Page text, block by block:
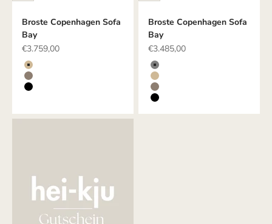
Broste Copenhagen Sofa
Bay
Angebot
€3.759,00
Farbe
BEIGE
TAUPE
SCHWARZ
Broste Copenhagen Sofa
Bay
Angebot
€3.485,00
Farbe
GRAU
BEIGE
TAUPE
SCHWARZ